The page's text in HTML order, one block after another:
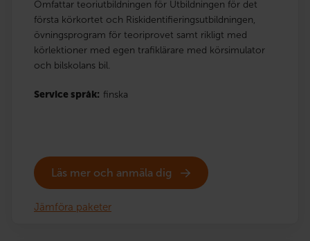
Omfattar teoriutbildningen för Utbildningen för det
första körkortet och Riskidentifieringsutbildningen,
övningsprogram för teoriprovet samt rikligt med
körlektioner med egen trafiklärare med körsimulator
och bilskolans bil.
Service språk: finska
Läs mer och anmäla dig
Jämföra paketer